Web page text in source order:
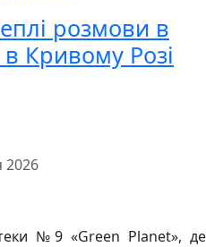
розмови в
в Кривому Розі
2026
№9 «Green Planet», де